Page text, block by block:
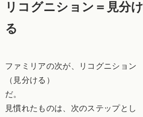
リコグニション＝見分け
る
ファミリアの次が、リコグニション
（見分ける）
だ。
見慣れたものは、次のステップとし